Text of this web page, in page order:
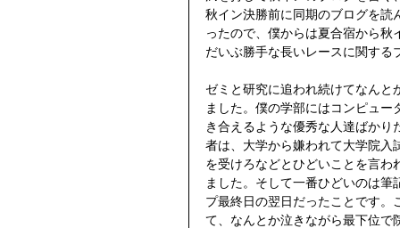
秋イン決勝前に同期のブログを読
ったので、僕からは夏合宿から
だいぶ勝手な長いレースに関す
ゼミと研究に追われ続けてなん
ました。僕の学部にはコンピュ
き合えるような優秀な人達ばか
者は、大学から嫌われて大学院入
を受けろなどとひどいことを言
ました。そして一番ひどいのは
プ最終日の翌日だったことです
て、なんとか泣きながら最下位で